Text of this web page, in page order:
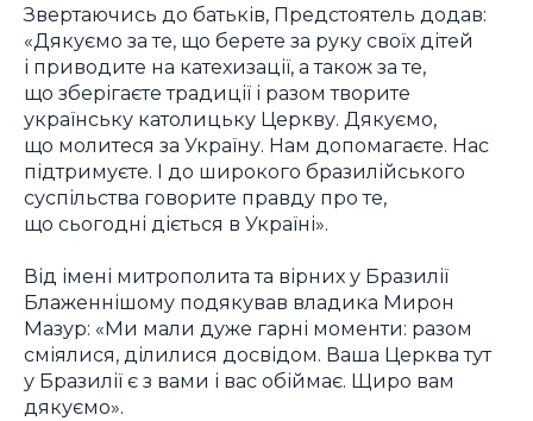
Звертаючись до батьків, Предстоятель додав:
«Дякуємо за те, що берете за руку своїх дітей
і приводите на катехизації, а також за те,
що зберігаєте традиції і разом творите
українську католицьку Церкву. Дякуємо,
що молитеся за Україну. Нам допомагаєте. Нас
підтримуєте. І до широкого бразилійського
суспільства говорите правду про те,
що сьогодні діється в Україні».
Від імені митрополита та вірних у Бразилії
Блаженнішому подякував владика Мирон
Мазур: «Ми мали дуже гарні моменти: разом
сміялися, ділилися досвідом. Ваша Церква тут
у Бразилії є з вами і вас обіймає. Щиро вам
дякуємо».